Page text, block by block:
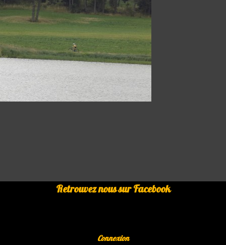
Retrouvez nous sur Facebook
Connexion